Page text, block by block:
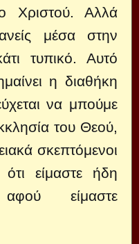
Χριστού. Αλλά
μέσα στην
τυπικό. Αυτό
η διαθήκη
να μπούμε
του Θεού,
σκεπτόμενοι
είμαστε ήδη
είμαστε